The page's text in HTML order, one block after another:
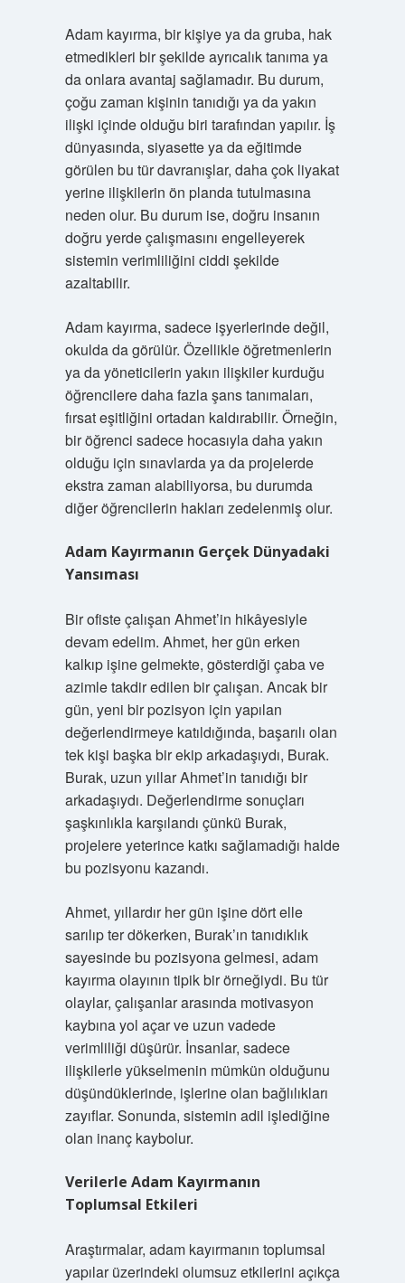
Adam kayırma, bir kişiye ya da gruba, hak
etmedikleri bir şekilde ayrıcalık tanıma ya
da onlara avantaj sağlamadır. Bu durum,
çoğu zaman kişinin tanıdığı ya da yakın
ilişki içinde olduğu biri tarafından yapılır. İş
dünyasında, siyasette ya da eğitimde
görülen bu tür davranışlar, daha çok liyakat
yerine ilişkilerin ön planda tutulmasına
neden olur. Bu durum ise, doğru insanın
doğru yerde çalışmasını engelleyerek
sistemin verimliliğini ciddi şekilde
azaltabilir.
Adam kayırma, sadece işyerlerinde değil,
okulda da görülür. Özellikle öğretmenlerin
ya da yöneticilerin yakın ilişkiler kurduğu
öğrencilere daha fazla şans tanımaları,
fırsat eşitliğini ortadan kaldırabilir. Örneğin,
bir öğrenci sadece hocasıyla daha yakın
olduğu için sınavlarda ya da projelerde
ekstra zaman alabiliyorsa, bu durumda
diğer öğrencilerin hakları zedelenmiş olur.
Adam Kayırmanın Gerçek Dünyadaki
Yansıması
Bir ofiste çalışan Ahmet’in hikâyesiyle
devam edelim. Ahmet, her gün erken
kalkıp işine gelmekte, gösterdiği çaba ve
azimle takdir edilen bir çalışan. Ancak bir
gün, yeni bir pozisyon için yapılan
değerlendirmeye katıldığında, başarılı olan
tek kişi başka bir ekip arkadaşıydı, Burak.
Burak, uzun yıllar Ahmet’in tanıdığı bir
arkadaşıydı. Değerlendirme sonuçları
şaşkınlıkla karşılandı çünkü Burak,
projelere yeterince katkı sağlamadığı halde
bu pozisyonu kazandı.
Ahmet, yıllardır her gün işine dört elle
sarılıp ter dökerken, Burak’ın tanıdıklık
sayesinde bu pozisyona gelmesi, adam
kayırma olayının tipik bir örneğiydi. Bu tür
olaylar, çalışanlar arasında motivasyon
kaybına yol açar ve uzun vadede
verimliliği düşürür. İnsanlar, sadece
ilişkilerle yükselmenin mümkün olduğunu
düşündüklerinde, işlerine olan bağlılıkları
zayıflar. Sonunda, sistemin adil işlediğine
olan inanç kaybolur.
Verilerle Adam Kayırmanın
Toplumsal Etkileri
Araştırmalar, adam kayırmanın toplumsal
yapılar üzerindeki olumsuz etkilerini açıkça